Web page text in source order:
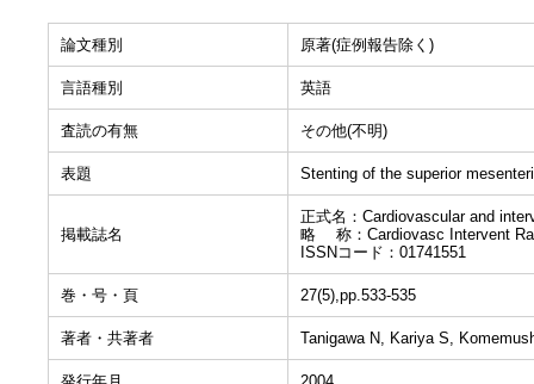
論文種別 原著(症例報告除く)
言語種別 英語
査読の有無 その他(不明)
表題 Stenting of the superior
掲載誌名
正式名：Cardiovascular and
略 称：Cardiovasc Intervent
ISSNコード：01741551
巻・号・頁 27(5),pp.533-535
著者・共著者 Tanigawa N, Kariya S,